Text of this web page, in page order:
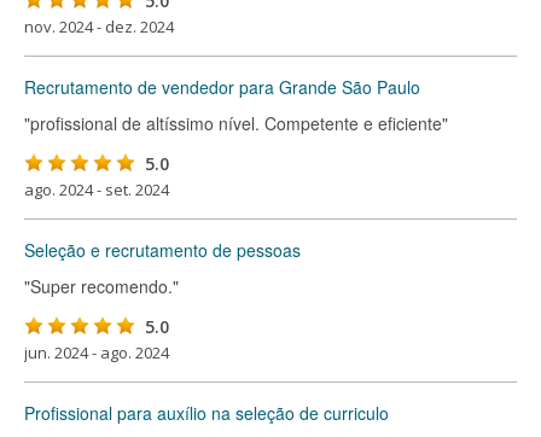
nov. 2024 - dez. 2024
Recrutamento de vendedor para Grande São Paulo
"profissional de altíssimo nível. Competente e eficiente"
5.0
ago. 2024 - set. 2024
Seleção e recrutamento de pessoas
"Super recomendo."
5.0
jun. 2024 - ago. 2024
Profissional para auxílio na seleção de curriculo